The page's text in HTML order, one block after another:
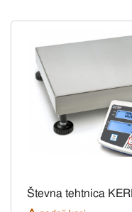
Števna tehtnica